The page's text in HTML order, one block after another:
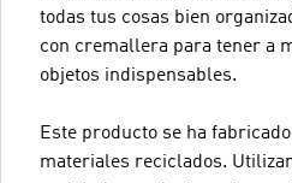
todas tus cosas bien
con cremallera para tener a
objetos indispensables.
Este producto se ha
materiales reciclados.